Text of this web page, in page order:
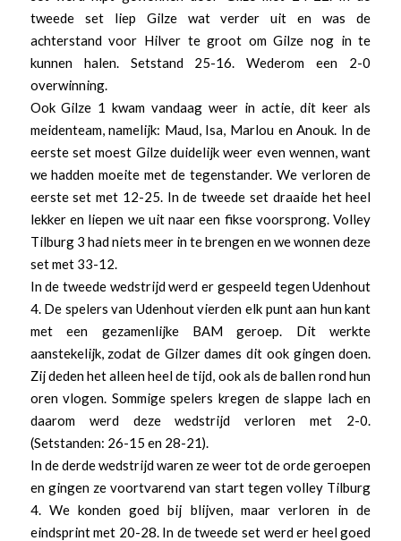
tweede set liep Gilze wat verder uit en was de
achterstand voor Hilver te groot om Gilze nog in te
kunnen halen. Setstand 25-16. Wederom een 2-0
overwinning.
Ook Gilze 1 kwam vandaag weer in actie, dit keer als
meidenteam, namelijk: Maud, Isa, Marlou en Anouk. In de
eerste set moest Gilze duidelijk weer even wennen, want
we hadden moeite met de tegenstander. We verloren de
eerste set met 12-25. In de tweede set draaide het heel
lekker en liepen we uit naar een fikse voorsprong. Volley
Tilburg 3 had niets meer in te brengen en we wonnen deze
set met 33-12.
In de tweede wedstrijd werd er gespeeld tegen Udenhout
4. De spelers van Udenhout vierden elk punt aan hun kant
met een gezamenlijke BAM geroep. Dit werkte
aanstekelijk, zodat de Gilzer dames dit ook gingen doen.
Zij deden het alleen heel de tijd, ook als de ballen rond hun
oren vlogen. Sommige spelers kregen de slappe lach en
daarom werd deze wedstrijd verloren met 2-0.
(Setstanden: 26-15 en 28-21).
In de derde wedstrijd waren ze weer tot de orde geroepen
en gingen ze voortvarend van start tegen volley Tilburg
4. We konden goed bij blijven, maar verloren in de
eindsprint met 20-28. In de tweede set werd er heel goed